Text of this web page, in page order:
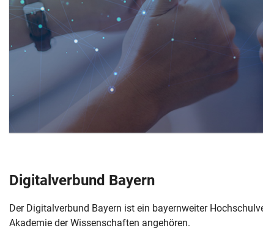
Digitalverbund Bayern
Der Digitalverbund Bayern ist ein bayernweiter
Akademie der Wissenschaften angehören.